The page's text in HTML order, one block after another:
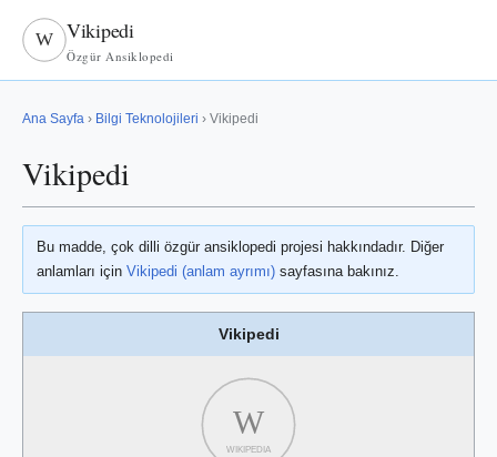
W Vikipedi
Özgür Ansiklopedi
Ana Sayfa › Bilgi Teknolojileri › Vikipedi
Vikipedi
Bu madde, çok dilli özgür ansiklopedi projesi hakkındadır. Diğer
anlamları için Vikipedi (anlam ayrımı) sayfasına bakınız.
Vikipedi
W
WIKIPEDIA